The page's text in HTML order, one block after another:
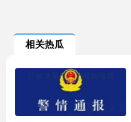
相关热瓜